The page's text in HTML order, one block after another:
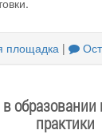
площадка |
практики